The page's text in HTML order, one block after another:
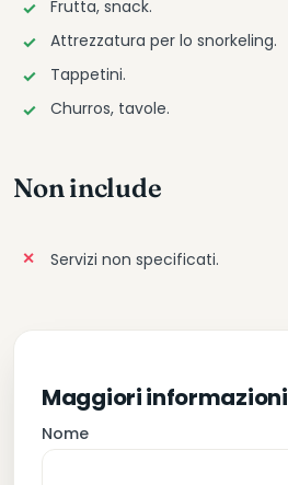
Frutta, snack.
Attrezzatura per lo snorkeling.
Tappetini.
Churros, tavole.
Non include
Servizi non specificati.
Maggiori informazioni
Nome